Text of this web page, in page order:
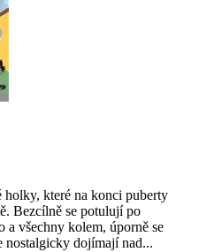
holky, které na konci puberty
Bezcílně se potulují po
a všechny kolem, úporně se
nostalgicky dojímají nad...